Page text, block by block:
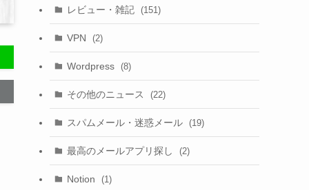
レビュー・雑記 (151)
VPN (2)
Wordpress (8)
その他のニュース (22)
スパムメール・迷惑メール (19)
最高のメールアプリ探し (2)
Notion (1)